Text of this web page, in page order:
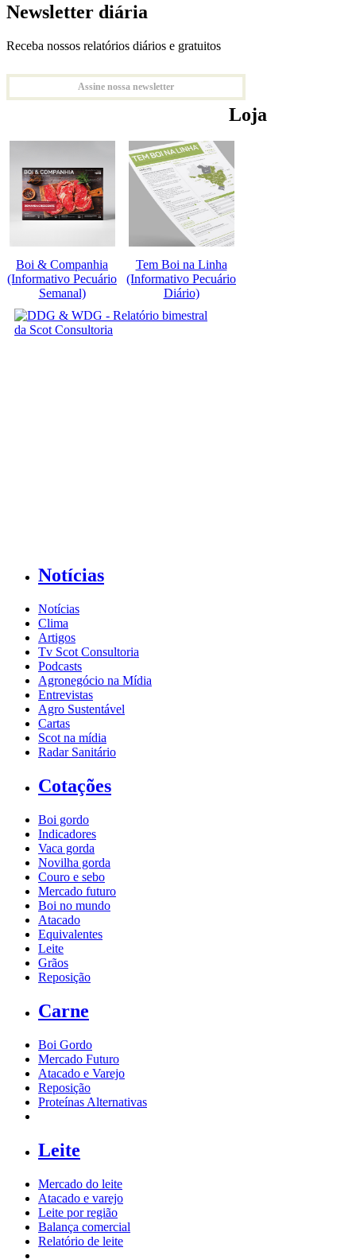
Newsletter diária
Receba nossos relatórios diários e gratuitos
Assine nossa newsletter
Loja
Boi & Companhia
(Informativo Pecuário
Semanal)
Tem Boi na Linha
(Informativo Pecuário
Diário)
Notícias
Notícias
Clima
Artigos
Tv Scot Consultoria
Podcasts
Agronegócio na Mídia
Entrevistas
Agro Sustentável
Cartas
Scot na mídia
Radar Sanitário
Cotações
Boi gordo
Indicadores
Vaca gorda
Novilha gorda
Couro e sebo
Mercado futuro
Boi no mundo
Atacado
Equivalentes
Leite
Grãos
Reposição
Carne
Boi Gordo
Mercado Futuro
Atacado e Varejo
Reposição
Proteínas Alternativas
Leite
Mercado do leite
Atacado e varejo
Leite por região
Balança comercial
Relatório de leite